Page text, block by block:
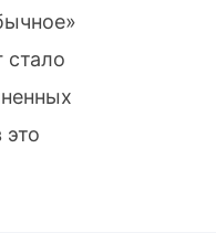
стало